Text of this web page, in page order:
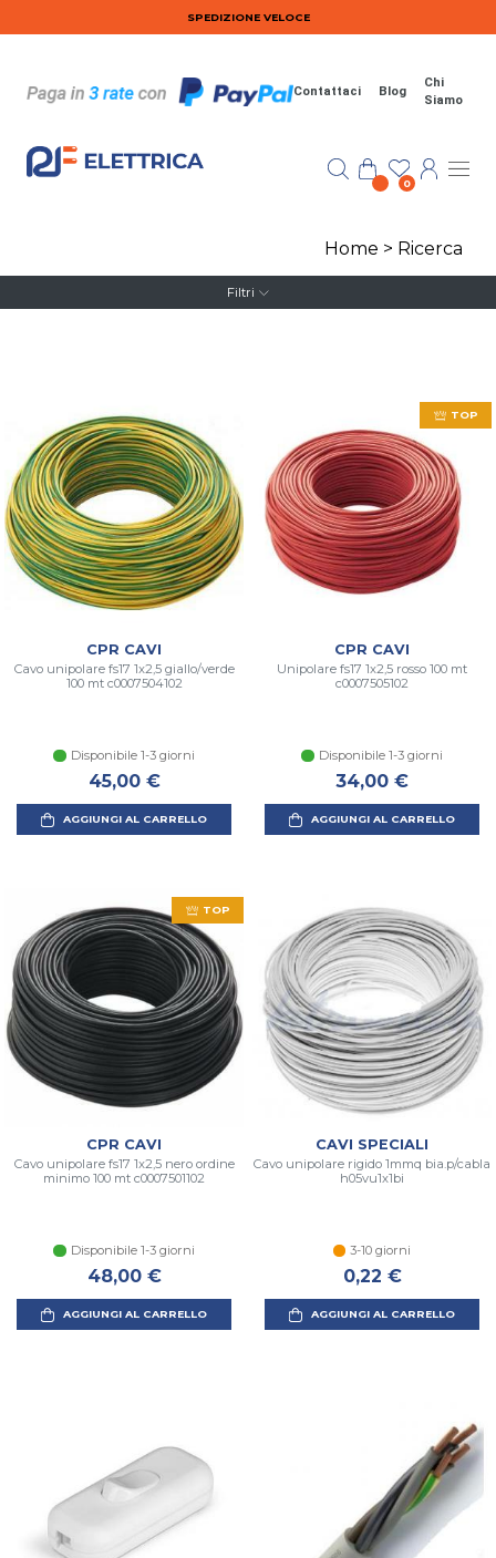
Salta al contenuto principaleSPEDIZIONE VELOCE
Contattaci Blog
Chi
Siamo
0
Home > Ricerca
Filtri
CPR CAVI
Cavo unipolare fs17 1x2,5 giallo/verde
100 mt c0007504102
Disponibile 1-3 giorni
45,00 €
AGGIUNGI AL CARRELLO
TOP
CPR CAVI
Unipolare fs17 1x2,5 rosso 100 mt
c0007505102
Disponibile 1-3 giorni
34,00 €
AGGIUNGI AL CARRELLO
TOP
CPR CAVI
Cavo unipolare fs17 1x2,5 nero ordine
minimo 100 mt c0007501102
Disponibile 1-3 giorni
48,00 €
AGGIUNGI AL CARRELLO
CAVI SPECIALI
Cavo unipolare rigido 1mmq bia.p/cabla
h05vu1x1bi
3-10 giorni
0,22 €
AGGIUNGI AL CARRELLO